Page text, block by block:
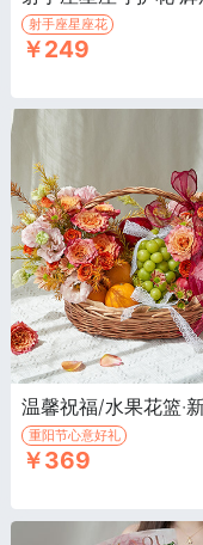
射手座星座花
￥249
重阳节心意好礼
￥369